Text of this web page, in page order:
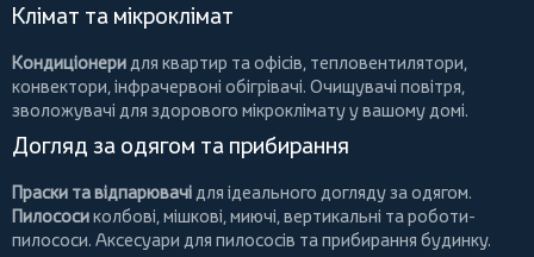
Клімат та мікроклімат
Кондиціонеридля квартир та офісів, тепловентилятори,
конвектори,інфрачервоні обігрівачі. Очищувачі повітря,
зволожувачі для здорового мікроклімату у вашому домі.
Догляд за одягом та прибирання
Праски та відпарювачідля ідеального догляду за одягом.
Пилососиколбові,мішкові,миючі,вертикальні тароботи-
пилососи. Аксесуари для пилососів та прибирання будинку.